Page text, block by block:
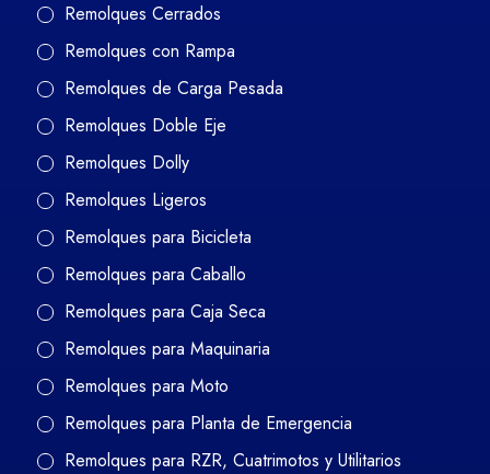
Remolques Cerrados
Remolques con Rampa
Remolques de Carga Pesada
Remolques Doble Eje
Remolques Dolly
Remolques Ligeros
Remolques para Bicicleta
Remolques para Caballo
Remolques para Caja Seca
Remolques para Maquinaria
Remolques para Moto
Remolques para Planta de Emergencia
Remolques para RZR, Cuatrimotos y Utilitarios